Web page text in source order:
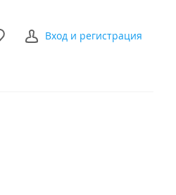
Вход и регистрация